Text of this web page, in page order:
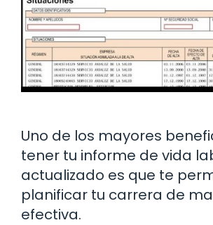
Uno de los mayores
tener tu informe de vida
actualizado es que te
planificar tu carrera de
efectiva.